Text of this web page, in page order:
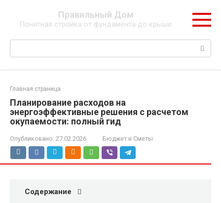
контенту
Правильный Дом
Понятная стройка от фундамента до крыши.
Поиск:
Главная страница
Планирование расходов на
энергоэффективные решения с расчетом
окупаемости: полный гид
Опубликовано: 27.02.2026 Бюджет и Сметы
Содержание